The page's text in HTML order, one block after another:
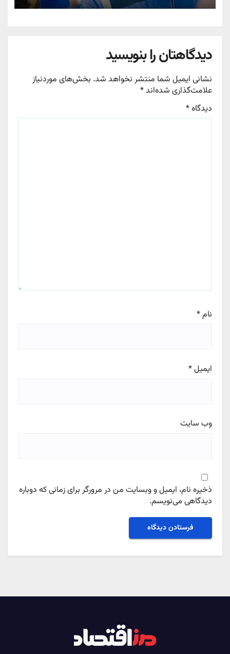
دیدگاهتان را بنویسید
نشانی ایمیل شما منتشر نخواهد شد. بخش‌های موردنیاز
علامت‌گذاری شده‌اند*
دیدگاه*
نام*
ایمیل*
وب‌ سایت
ذخیره نام، ایمیل و وبسایت من در مرورگر برای زمانی که دوباره
دیدگاهی می‌نویسم.